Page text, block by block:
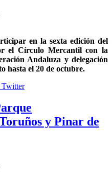
en la sexta edición del
el Círculo Mercantil con la
Andaluza y delegación
hasta el 20 de octubre.
y Pinar de